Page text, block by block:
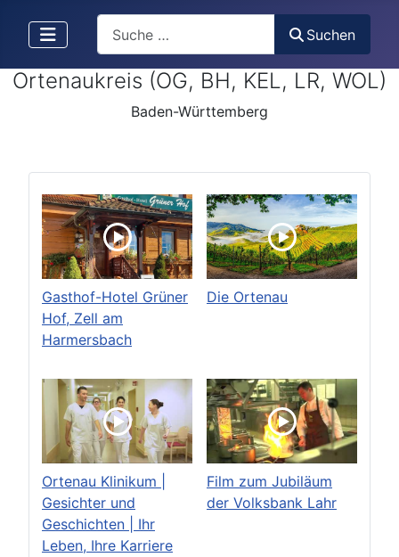
Suchen
Ortenaukreis (OG, BH, KEL, LR, WOL)
Baden-Württemberg
Gasthof-Hotel Grüner
Hof, Zell am
Harmersbach
Die Ortenau
Ortenau Klinikum |
Gesichter und
Geschichten | Ihr
Leben, Ihre Karriere
Film zum Jubiläum
der Volksbank Lahr